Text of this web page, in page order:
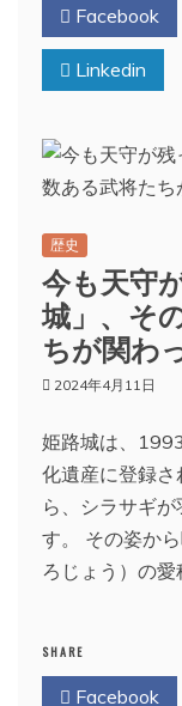
Facebook
Linkedin
歴史
今も天守
城」、そ
ちが関わ
2024年4月11日
姫路城は、
化遺産に登録
ら、シラサギ
す。 その姿か
ろじょう）の
SHARE
Facebook